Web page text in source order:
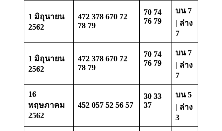
1 มิถุนายน
2562
472 378 670 72
78 79
70 74
76 79
บน 7
| ล่าง
7
1 มิถุนายน
2562
472 378 670 72
78 79
70 74
76 79
บน 7
| ล่าง
7
16
พฤษภาคม
2562
452 057 52 56 57
30 33
37
บน 5
| ล่าง
3